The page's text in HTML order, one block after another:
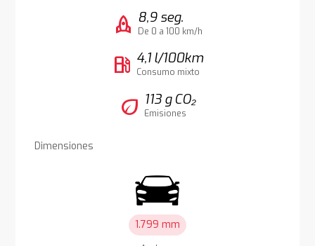
rocket 8,9 seg.
De 0 a 100 km/h
local_gas_station 4,1 l/100km
Consumo mixto
eco 113 g CO₂
Emisiones
Dimensiones
1.799 mm